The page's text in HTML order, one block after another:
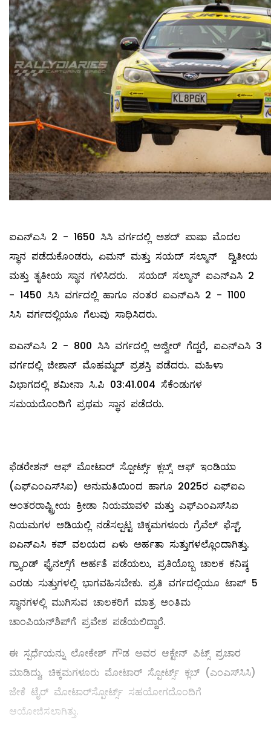
ಐಎನ್‌ಎಸಿ 2 - 1650 ಸಿಸಿ ವರ್ಗದಲ್ಲಿ ಅಶದ್ ಪಾಷಾ ಮೊದಲ
ಸ್ಥಾನ ಪಡೆದುಕೊಂಡರು, ಏಮನ್ ಮತ್ತು ಸಯದ್ ಸಲ್ಮಾನ್ ದ್ವಿತೀಯ
ಮತ್ತು ತೃತೀಯ ಸ್ಥಾನ ಗಳಿಸಿದರು. ಸಯದ್ ಸಲ್ಮಾನ್ ಐಎನ್‌ಎಸಿ 2
- 1450 ಸಿಸಿ ವರ್ಗದಲ್ಲಿ ಹಾಗೂ ನಂತರ ಐಎನ್‌ಎಸಿ 2 - 1100
ಸಿಸಿ ವರ್ಗದಲ್ಲಿಯೂ ಗೆಲುವು ಸಾಧಿಸಿದರು.
ಐಎನ್‌ಎಸಿ 2 - 800 ಸಿಸಿ ವರ್ಗದಲ್ಲಿ ಅಜ್ವೀರ್ ಗೆದ್ದರೆ, ಐಎನ್‌ಎಸಿ 3
ವರ್ಗದಲ್ಲಿ ಜೀಶಾನ್ ಮೊಹಮ್ಮದ್ ಪ್ರಶಸ್ತಿ ಪಡೆದರು. ಮಹಿಳಾ
ವಿಭಾಗದಲ್ಲಿ ಶಮೀನಾ ಸಿ.ಪಿ 03:41.004 ಸೆಕೆಂಡುಗಳ
ಸಮಯದೊಂದಿಗೆ ಪ್ರಥಮ ಸ್ಥಾನ ಪಡೆದರು.
ಫೆಡರೇಶನ್ ಆಫ್ ಮೋಟಾರ್ ಸ್ಪೋರ್ಟ್ಸ್ ಕ್ಲಬ್ಸ್ ಆಫ್ ಇಂಡಿಯಾ
(ಎಫ್‌ಎಂಎಸ್‌ಸಿಐ) ಅನುಮತಿಯಿಂದ ಹಾಗೂ 2025ರ ಎಫ್‌ಐಎ
ಅಂತರರಾಷ್ಟ್ರೀಯ ಕ್ರೀಡಾ ನಿಯಮಾವಳಿ ಮತ್ತು ಎಫ್‌ಎಂಎಸ್‌ಸಿಐ
ನಿಯಮಗಳ ಅಡಿಯಲ್ಲಿ ನಡೆಸಲ್ಪಟ್ಟ ಚಿಕ್ಕಮಗಳೂರು ಗ್ರೆವೆಲ್ ಫೆಸ್ಟ್,
ಐಎನ್‌ಎಸಿ ಕಪ್ ವಲಯದ ಏಳು ಅರ್ಹತಾ ಸುತ್ತುಗಳಲ್ಲೊಂದಾಗಿತ್ತು.
ಗ್ರ್ಯಾಂಡ್ ಫೈನಲ್ಸ್‌ಗೆ ಅರ್ಹತೆ ಪಡೆಯಲು, ಪ್ರತಿಯೊಬ್ಬ ಚಾಲಕ ಕನಿಷ್ಠ
ಎರಡು ಸುತ್ತುಗಳಲ್ಲಿ ಭಾಗವಹಿಸಬೇಕು. ಪ್ರತಿ ವರ್ಗದಲ್ಲಿಯೂ ಟಾಪ್ 5
ಸ್ಥಾನಗಳಲ್ಲಿ ಮುಗಿಸುವ ಚಾಲಕರಿಗೆ ಮಾತ್ರ ಅಂತಿಮ
ಚಾಂಪಿಯನ್‌ಶಿಪ್‌ಗೆ ಪ್ರವೇಶ ಪಡೆಯಲಿದ್ದಾರೆ.
ಈ ಸ್ಪರ್ಧೆಯನ್ನು ಲೋಕೇಶ್ ಗೌಡ ಅವರ ಆಕ್ಟೇನ್ ಪಿಟ್ಸ್ ಪ್ರಚಾರ
ಮಾಡಿದ್ದು, ಚಿಕ್ಕಮಗಳೂರು ಮೋಟಾರ್ ಸ್ಪೋರ್ಟ್ಸ್ ಕ್ಲಬ್ (ಎಂಎಸ್‌ಸಿಸಿ)
ಜೇಕೆ ಟೈರ್ ಮೋಟಾರ್‌ಸ್ಪೋರ್ಟ್ಸ್ ಸಹಯೋಗದೊಂದಿಗೆ
ಆಯೋಜಿಸಲಾಗಿತ್ತು.